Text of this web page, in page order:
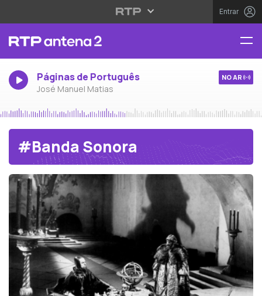
Entrar
Páginas de Português
José Manuel Matias
NO AR
#Banda Sonora